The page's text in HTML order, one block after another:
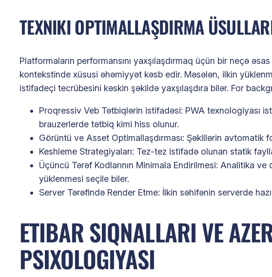
TEXNIKI OPTIMALLAŞDIRMA
Platformaların performansını yaxşılaşdırmaq üçün bir neçə
kontekstinde xüsusi əhəmiyyət kəsb edir. Məsələn, ilkin
istifadeçi tecrübesini kəskin şəkildə yaxşılaşdıra bilər. For
Proqressiv Veb Tətbiqlərin istifadəsi: PWA texnologiyası
brauzerlerde tətbiq kimi hiss olunur.
Görüntü ve Asset Optimallaşdırması: Şəkillərin avtomatik
Keshleme Strategiyaları: Tez-tez istifadə olunan statik
Üçüncü Tərəf Kodlarının Minimala Endirilmesi: Analitika
yüklenmesi seçile biler.
Server Tərəfində Render Etme: İlkin səhifənin serverde
ETIBAR SIQNALLARI VE
PSIXOLOGIYASI